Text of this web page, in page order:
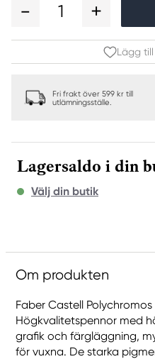
1
Lägg till
Fri frakt över 599 kr till
utlämningsställe.
Lagersaldo i din
Välj din butik
Om produkten
Faber Castell
Högkvalitetspennor med
grafik och färgläggning,
för vuxna. De starka